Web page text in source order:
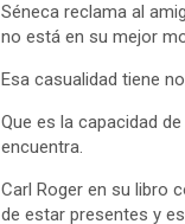
Séneca reclama al
no está en su mejor
Esa casualidad tiene
Que es la capacidad
encuentra.
Carl Roger en su libro
de estar presentes y